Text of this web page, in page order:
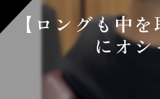
【ロングも中
にオ